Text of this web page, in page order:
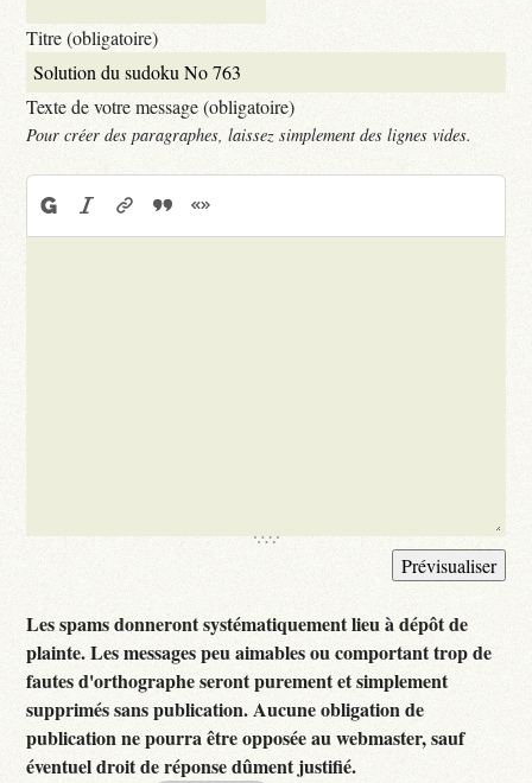
Titre (obligatoire)
Texte de votre message (obligatoire)
Pour créer des paragraphes, laissez simplement des lignes vides.
Les spams donneront systématiquement lieu à dépôt de
plainte. Les messages peu aimables ou comportant trop de
fautes d'orthographe seront purement et simplement
supprimés sans publication. Aucune obligation de
publication ne pourra être opposée au webmaster, sauf
éventuel droit de réponse dûment justifié.